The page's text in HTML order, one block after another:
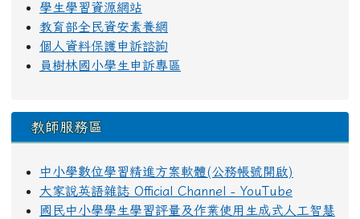
學生學習資源網站
教育部全民資安素養網
個人資料保護申訴諮詢
員樹林國小學生申訴專區
教師服務區
中小學數位學習精進方案軟體(公務帳號開啟)
大家說英語雜誌 Official Channel - YouTube
國民中小學學生學習評量及作業使用生成式人工智慧